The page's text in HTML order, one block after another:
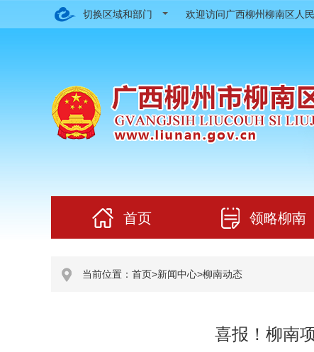
切换区域和部门 欢迎访问广西柳州柳南区人
首页 领略柳南
当前位置： 首页>新闻中心>柳南动态
喜报！柳南